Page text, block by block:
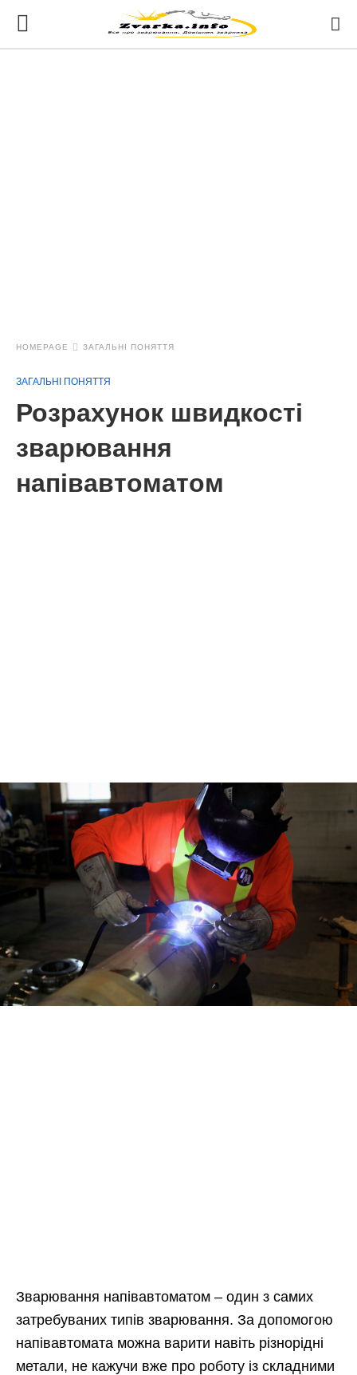
HOMEPAGE ЗАГАЛЬНІ ПОНЯТТЯ
ЗАГАЛЬНІ ПОНЯТТЯ
Розрахунок швидкості
зварювання
напівавтоматом
Зварювання напівавтоматом – один з самих
затребуваних типів зварювання. За допомогою
напівавтомата можна варити навіть різнорідні
метали, не кажучи вже про роботу із складними